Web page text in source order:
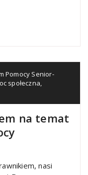
Pomocy Senior-
społeczna
na temat
nasi